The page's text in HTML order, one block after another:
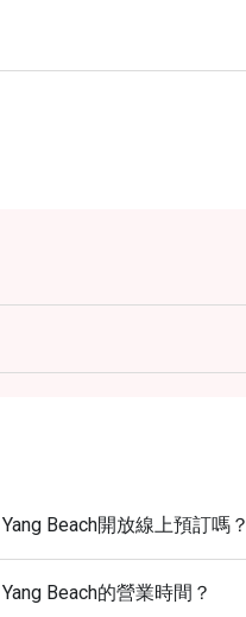
Beach開放線上預訂嗎？
Beach的營業時間？